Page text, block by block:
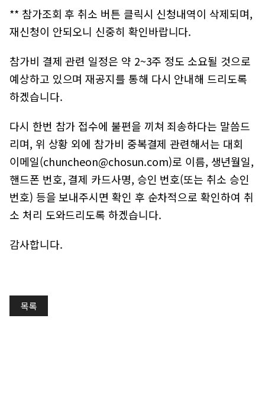
** 참가조회 후 취소 버튼 클릭시 신청내역이 삭제되며,
재신청이 안되오니 신중히 확인바랍니다.
참가비 결제 관련 일정은 약 2~3주 정도 소요될 것으로
예상하고 있으며 재공지를 통해 다시 안내해 드리도록
하겠습니다.
다시 한번 참가 접수에 불편을 끼쳐 죄송하다는 말씀드
리며, 위 상황 외에 참가비 중복결제 관련해서는 대회
이메일(chuncheon@chosun.com)로 이름, 생년월일,
핸드폰 번호, 결제 카드사명, 승인 번호(또는 취소 승인
번호) 등을 보내주시면 확인 후 순차적으로 확인하여 취
소 처리 도와드리도록 하겠습니다.
감사합니다.
목록